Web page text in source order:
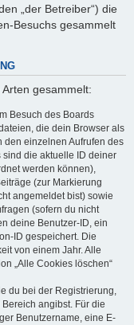
„der Betreiber“) die
Besuchs gesammelt
gesammelt:
Besuch des Boards
die dein Browser als
einzelnen Aufrufen des
die aktuelle ID deiner
werden können),
(zur Markierung
angemeldet bist) sowie
(sofern du nicht
deine Benutzer-ID, ein
ID gespeichert. Die
von einem Jahr. Alle
„Alle Cookies löschen“
du bei der Registrierung,
angibst. Für die
Benutzername, eine E-